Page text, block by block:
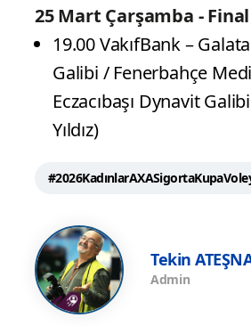
25 Mart Çarşamba - Final
19.00 VakıfBank –
Galibi / Fenerbahçe
Eczacıbaşı Dynavit
Yıldız)
Tekin
Admin